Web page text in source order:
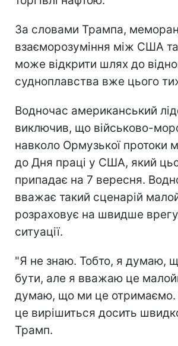
За словами Трампа,
взаєморозуміння між США
може відкрити шлях до
судноплавства вже цього
Водночас американський
виключив, що військово-
навколо Ормузької протоки
до Дня праці у США, який
припадає на 7 вересня.
вважає такий сценарій
розраховує на швидше
ситуації.
"Я не знаю. Тобто, я думаю,
бути, але я вважаю це
думаю, що ми це
це вирішиться досить
Трамп.